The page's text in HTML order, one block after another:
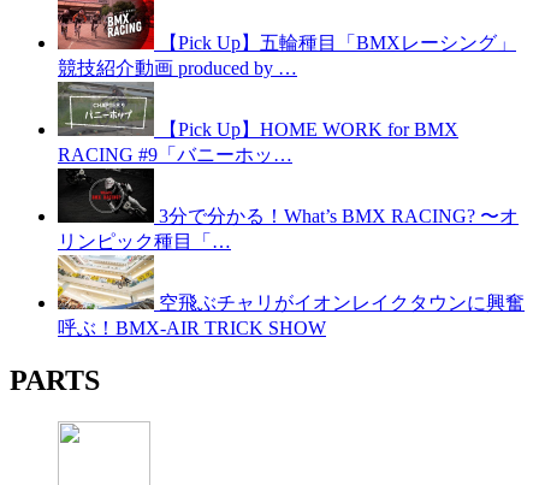
【Pick Up】五輪種目「BMXレーシング」
競技紹介動画 produced by …
【Pick Up】HOME WORK for BMX
RACING #9「バニーホッ…
3分で分かる！What’s BMX RACING? 〜オ
リンピック種目「…
空飛ぶチャリがイオンレイクタウンに興奮
呼ぶ！BMX-AIR TRICK SHOW
PARTS